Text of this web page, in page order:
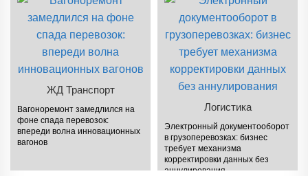
ЖД Транспорт
Вагоноремонт замедлился на
фоне спада перевозок:
впереди волна инновационных
вагонов
Логистика
Электронный документооборот
в грузоперевозках: бизнес
требует механизма
корректировки данных без
аннулирования